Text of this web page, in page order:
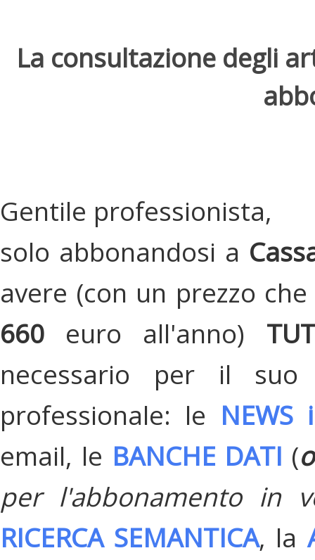
La consultazione degli
Gentile professionista,
solo abbonandosi a
avere (con un prezzo
660 euro all'anno)
necessario per il suo
professionale: le
email, le BANCHE DATI (
per l'abbonamento in
RICERCA SEMANTICA, la